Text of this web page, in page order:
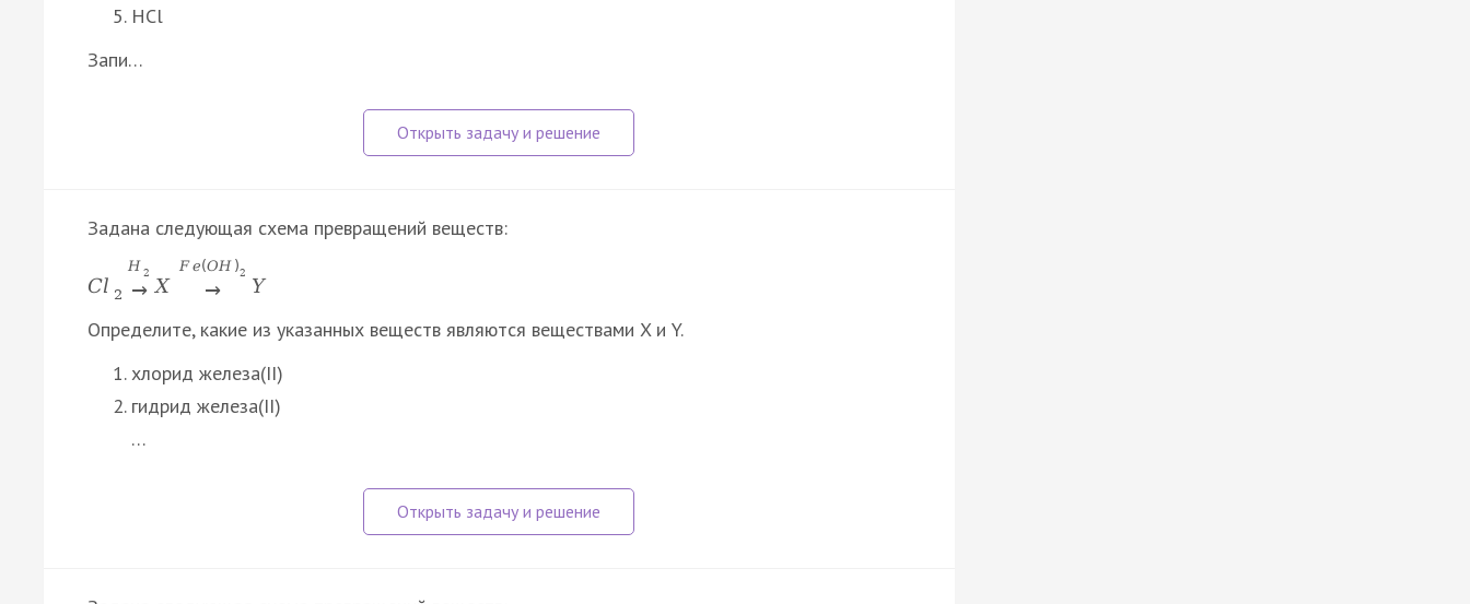
HCl
Запи…
Задана следующая схема превращений веществ:
Cl 2
H 2
→ X
Fe(OH )2
→ Y
Определите, какие из указанных веществ являются веществами X и Y.
хлорид железа(II)
гидрид железа(II)
…